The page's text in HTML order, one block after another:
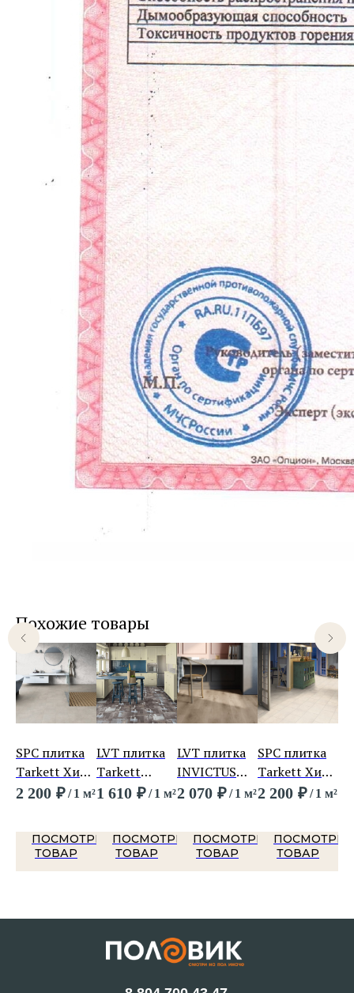
Похожие товары
SPC плитка
Tarkett Хип
Хаус Тревор
2 200 ₽/ 1 м²
ПОСМОТРЕТЬ
ТОВАР
LVT плитка
Tarkett
Лаунж Digi
Оливер
1 610 ₽/ 1 м²
ПОСМОТРЕТЬ
ТОВАР
LVT плитка
INVICTUS
Primus Pl
Traditional
2 070 ₽/ 1 м²
ПОСМОТРЕТЬ
ТОВАР
SPC плитка
Tarkett Хип
Хаус Айван
2 200 ₽/ 1 м²
ТОВАР